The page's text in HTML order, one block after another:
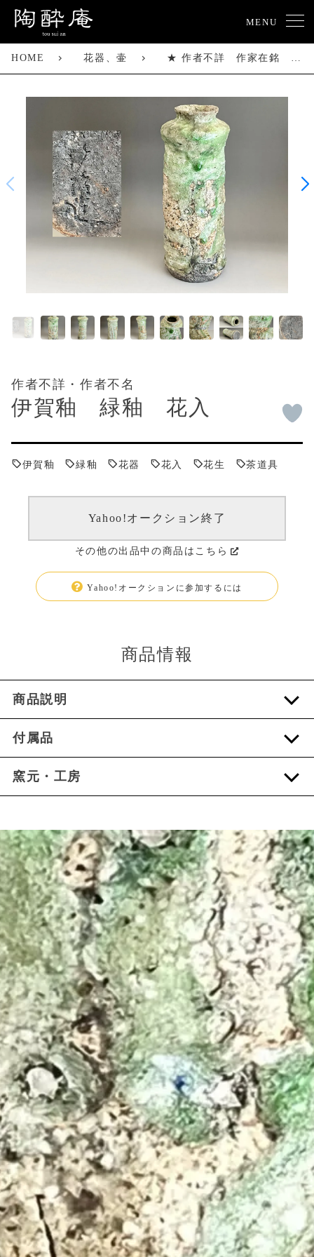
MENU
HOME 花器、壷 ★ 作者不詳 作家在銘 伊賀釉 緑釉 花入 高さ31.5㎝ 花瓶 花器 茶道具
作者不詳・作者不名
伊賀釉 緑釉 花入
伊賀釉 緑釉 花器 花入 花生 茶道具
Yahoo!オークション終了
その他の出品中の商品はこちら
Yahoo!オークションに参加するには
商品情報
商品説明
付属品
窯元・工房